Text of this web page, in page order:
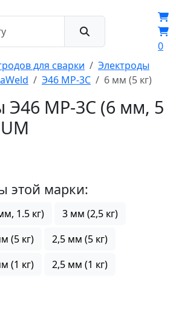
0
для сварки
Электроды
Э46 МР-3С 6 мм (5 кг)
Э46 МР-3С (6 мм, 5
этой марки:
1.5 кг)
3 мм (2,5 кг)
(5 кг)
2,5 мм (5 кг)
(1 кг)
2,5 мм (1 кг)